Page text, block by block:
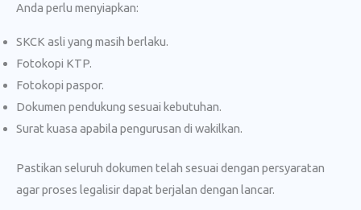
Anda perlu menyiapkan:
SKCK asli yang masih berlaku.
Fotokopi KTP.
Fotokopi paspor.
Dokumen pendukung sesuai kebutuhan.
Surat kuasa apabila pengurusan di wakilkan.
Pastikan seluruh dokumen telah sesuai dengan persyaratan
agar proses legalisir dapat berjalan dengan lancar.